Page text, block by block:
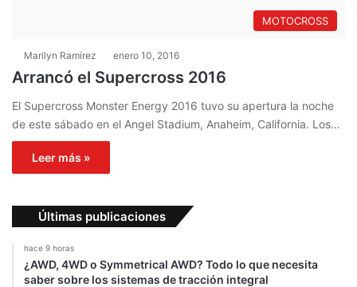
MOTOCROSS
Marilyn Ramírez enero 10, 2016
Arrancó el Supercross 2016
El Supercross Monster Energy 2016 tuvo su apertura la noche
de este sábado en el Angel Stadium, Anaheim, California. Los…
Leer más »
Últimas publicaciones
hace 9 horas
¿AWD, 4WD o Symmetrical AWD? Todo lo que necesita
saber sobre los sistemas de tracción integral